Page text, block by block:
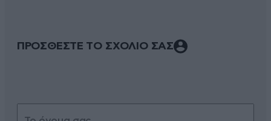
ΠΡΟΣΘΕΣΤΕ ΤΟ ΣΧΟΛΙΟ ΣΑΣ